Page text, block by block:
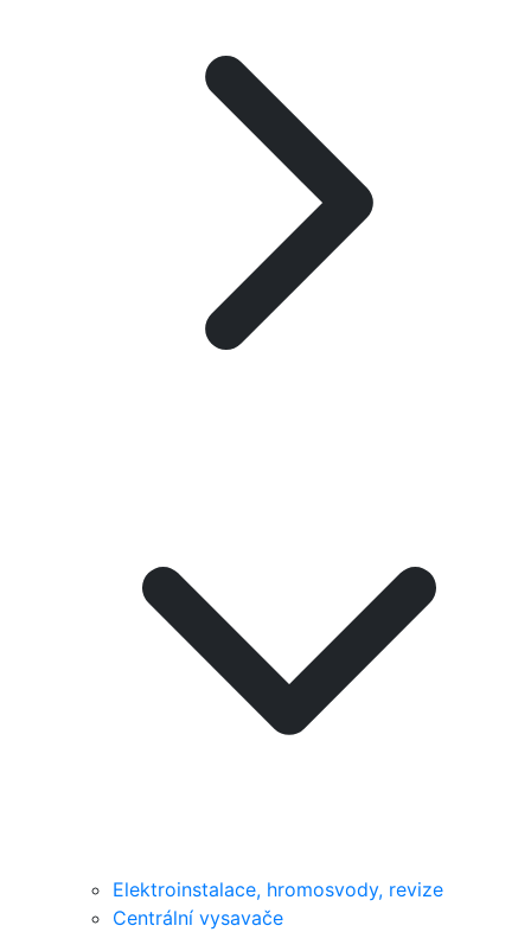
Elektroinstalace, hromosvody, revize
Centrální vysavače